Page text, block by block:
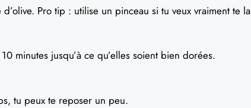
d’olive. Pro tip : utilise un pinceau si tu veux vraiment te la
minutes jusqu’à ce qu’elles soient bien dorées.
tu peux te reposer un peu.